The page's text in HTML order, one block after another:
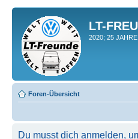
LT-
2020; 25
Foren-Übersicht
Du musst dich anmelden,